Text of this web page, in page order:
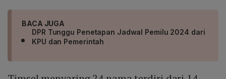
BACA JUGA
DPR Tunggu Penetapan Jadwal Pemilu 2024 dari
KPU dan Pemerintah